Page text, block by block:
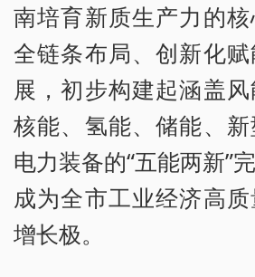
南培育新质生产力的
全链条布局、创新化
展，初步构建起涵盖风
核能、氢能、储能、
电力装备的“五能两新”
成为全市工业经济高
增长极。